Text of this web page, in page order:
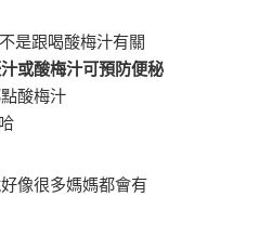
是跟喝酸梅汁有關
或酸梅汁可預防便秘
酸梅汁
像很多媽媽都會有